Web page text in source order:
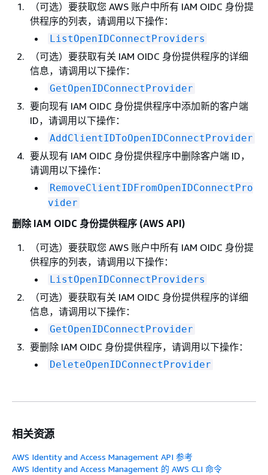
（可选）要获取您 AWS 账户中所有 IAM OIDC 身份提
供程序的列表，请调用以下操作：
ListOpenIDConnectProviders
（可选）要获取有关 IAM OIDC 身份提供程序的详细
信息，请调用以下操作：
GetOpenIDConnectProvider
要向现有 IAM OIDC 身份提供程序中添加新的客户端
ID，请调用以下操作：
AddClientIDToOpenIDConnectProvider
要从现有 IAM OIDC 身份提供程序中删除客户端 ID，
请调用以下操作：
RemoveClientIDFromOpenIDConnectPro
vider
删除 IAM OIDC 身份提供程序 (AWS API)
（可选）要获取您 AWS 账户中所有 IAM OIDC 身份提
供程序的列表，请调用以下操作：
ListOpenIDConnectProviders
（可选）要获取有关 IAM OIDC 身份提供程序的详细
信息，请调用以下操作：
GetOpenIDConnectProvider
要删除 IAM OIDC 身份提供程序，请调用以下操作：
DeleteOpenIDConnectProvider
相关资源
AWS Identity and Access Management API 参考
AWS Identity and Access Management 的 AWS CLI 命令